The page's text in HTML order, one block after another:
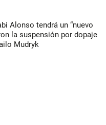
Alonso tendrá un “nuevo
la suspensión por dopaje
Mudryk